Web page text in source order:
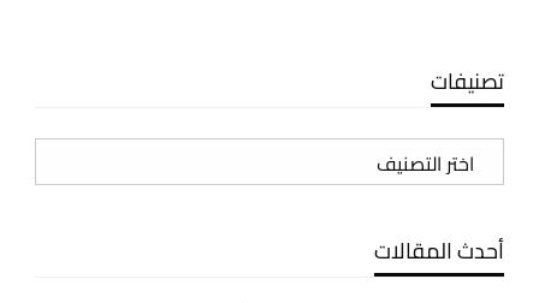
تصنيفات
تصنيفات
أحدث المقالات